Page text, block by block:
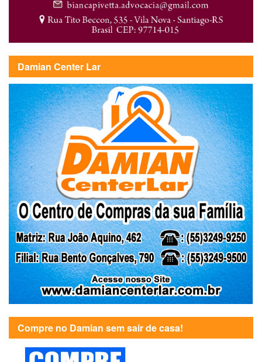
Damian Center Lar
Compre no Damian sem sair de casa!